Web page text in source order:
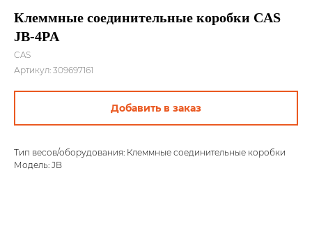
Клеммные соединительные коробки CAS
JB-4PA
CAS
Артикул: 309697161
Добавить в заказ
Тип весов/оборудования: Клеммные соединительные коробки
Модель: JB